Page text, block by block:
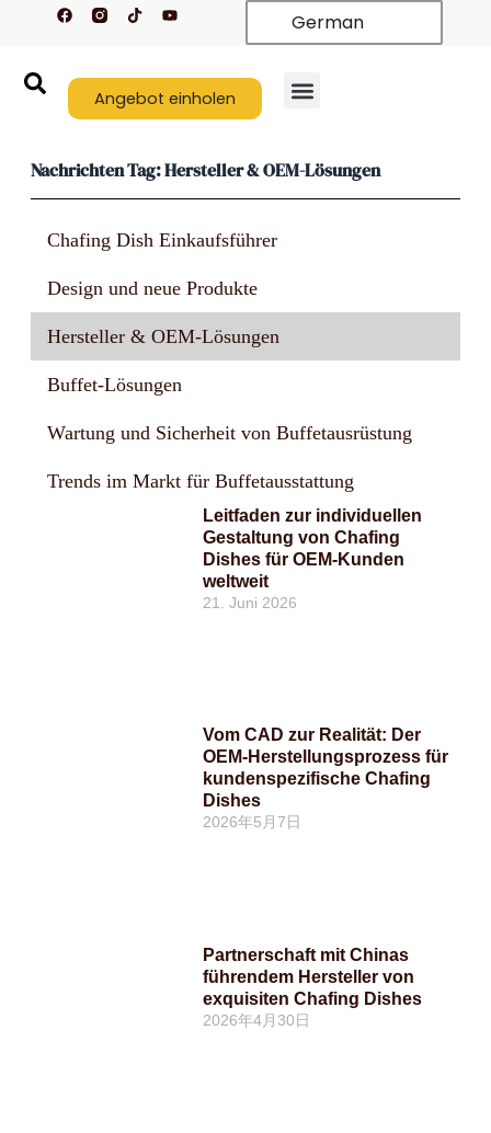
F
a
o
k
T
i
k
Y
o
b
e
German
Angebot einholen
Nachrichten Tag: Hersteller & OEM-Lösungen
Chafing Dish Einkaufsführer
Design und neue Produkte
Hersteller & OEM-Lösungen
Buffet-Lösungen
Wartung und Sicherheit von Buffetausrüstung
Trends im Markt für Buffetausstattung
Leitfaden zur individuellen
Gestaltung von Chafing
Dishes für OEM-Kunden
weltweit
21. Juni 2026
Vom CAD zur Realität: Der
OEM-Herstellungsprozess für
kundenspezifische Chafing
Dishes
2026年5月7日
Partnerschaft mit Chinas
führendem Hersteller von
exquisiten Chafing Dishes
2026年4月30日